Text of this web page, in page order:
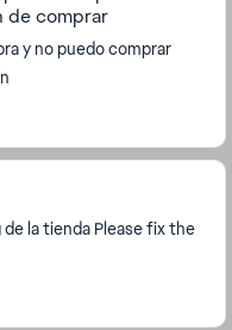
de comprar
y no puedo comprar
la tienda Please fix the